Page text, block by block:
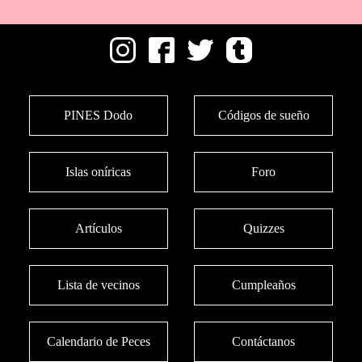
PINES Dodo Códigos de sueño
Islas oníricas Foro
Artículos Quizzes
Lista de vecinos Cumpleaños
Calendario de Peces Contáctanos